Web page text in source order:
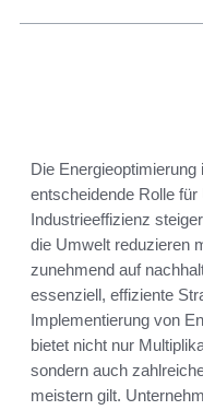
Die
entscheidende Rolle
Industrieeffizienz
die Umwelt reduzieren
zunehmend auf
essenziell, effiziente
Implementierung von
bietet nicht nur
sondern auch
meistern gilt.